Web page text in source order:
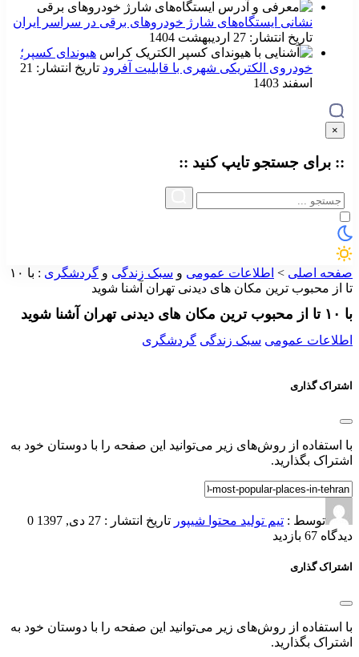
نشانی ایستگاه‌های شارژ خودروهای برقی در سراسر ایران
تاریخ انتشار: 27 اردیبهشت 1404
هیوندای کسپر؛
خودروی الکتریکی شهری با قابلیت آفرود
تاریخ انتشار: 21
اسفند 1403
×
:: برای جستجو تایپکنید ::
صفحه اصلی > اطلاعات عمومی و سبک زندگی و گردشگری :
با ۱۰
تا از محبوب ترین مکان های دیدنی تهران آشنا شوید
با ۱۰ تا از محبوب ترین مکان های دیدنی تهران آشنا شوید
اطلاعات عمومی سبک زندگی گردشگری
اشتراک گذاری
با استفاده از روش‌های زیر می‌توانید این صفحه را با دوستان خود به
اشتراک بگذارید.
توسط : تیم تولید محتوا شیپور تاریخ انتشار : 27 دی, 1397
0
دیدگاه 67 بازدید
اشتراک گذاری
با استفاده از روش‌های زیر می‌توانید این صفحه را با دوستان خود به
اشتراک بگذارید.